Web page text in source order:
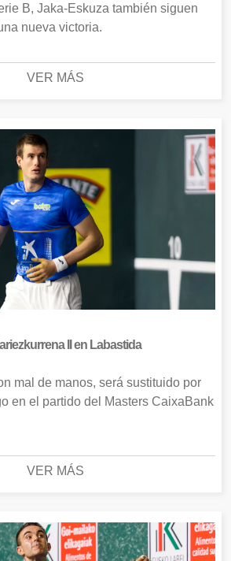
B, Jaka-Eskuza también siguen
nueva victoria.
VER MÁS
II en Labastida
mal de manos, será sustituido por
en el partido del Masters CaixaBank
VER MÁS